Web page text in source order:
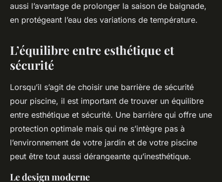
aussi l’avantage de prolonger la saison de baignade,
en protégeant l’eau des variations de température.
L’équilibre entre esthétique et
sécurité
Lorsqu’il s’agit de choisir une barrière de sécurité
pour piscine, il est important de trouver un équilibre
entre esthétique et sécurité. Une barrière qui offre une
protection optimale mais qui ne s’intègre pas à
l’environnement de votre jardin et de votre piscine
peut être tout aussi dérangeante qu’inesthétique.
Le design moderne